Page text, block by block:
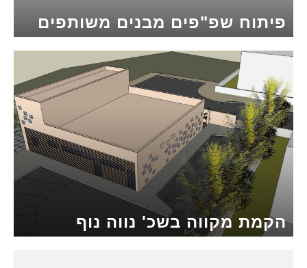
פיתוח שפ"פים מבנים משותפים
הקמת מקווה בשכ' נווה נוף